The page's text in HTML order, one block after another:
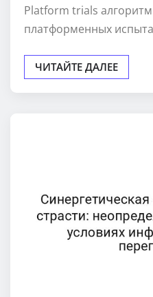
Platform trials
платформенных
ЧИТАЙТЕ ДАЛЕЕ